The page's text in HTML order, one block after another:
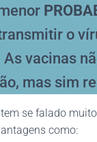
o
As vacinas
mas sim
se falado
como: